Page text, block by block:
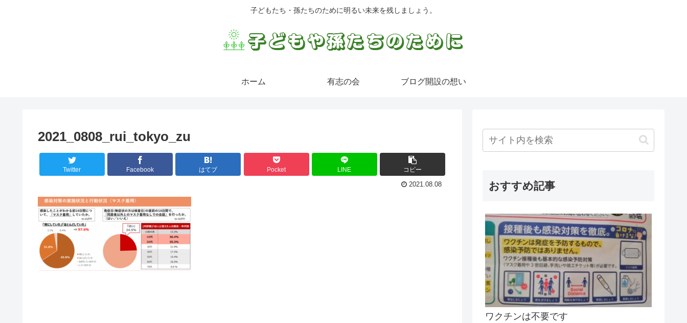
子どもたち・孫たちのために明るい未来を残しましょう。
ホーム 有志の会 ブログ開設の想い
2021_0808_rui_tokyo_zu
Twitter Facebook はてブ Pocket LINE コピー
2021.08.08 おすすめ記事
ワクチンは不要です